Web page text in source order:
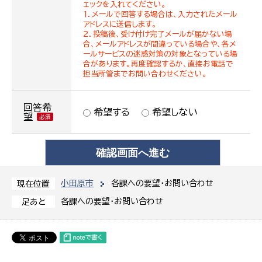
現在位置 小田原市 各課への要望・お問い合わせ
足あと 各課への要望・お問い合わせ
ェックを入れてください。
１．メールで回答する場合は、入力されたメール
アドレスに送信します。
２．投稿後、受け付け完了メールが届かない場
合、メールアドレスが間違っている場合や、各メ
ールサービスの迷惑対策の対象となっている場
合があります。再度確認するか、直接お電話で
担当所管までお問い合わせください。
回答希
望
希望する 希望しない